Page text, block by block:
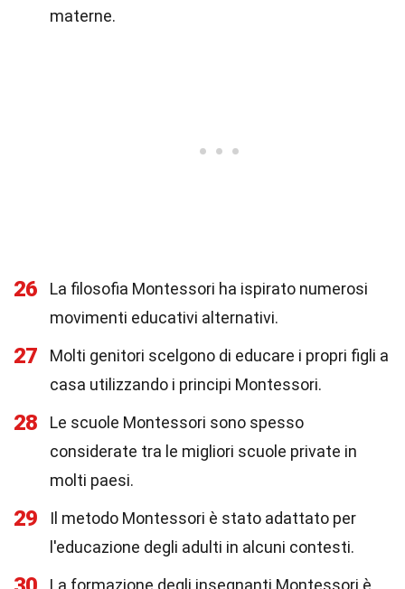
materne.
26
La filosofia Montessori ha ispirato numerosi
movimenti educativi alternativi.
27
Molti genitori scelgono di educare i propri figli a
casa utilizzando i principi Montessori.
28
Le scuole Montessori sono spesso
considerate tra le migliori scuole private in
molti paesi.
29
Il metodo Montessori è stato adattato per
l'educazione degli adulti in alcuni contesti.
La formazione degli insegnanti Montessori è